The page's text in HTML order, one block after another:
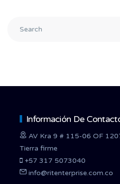
Información De
AV Kra 9 # 115-06 OF
Tierra firme
+57 317 5073040
info@ritenterprise.com.co